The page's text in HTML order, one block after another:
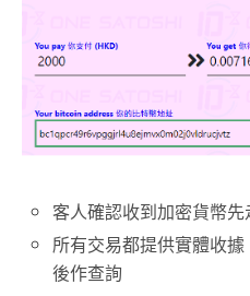
客人確認收到加密貨幣
所有交易都提供實體收
後作查詢